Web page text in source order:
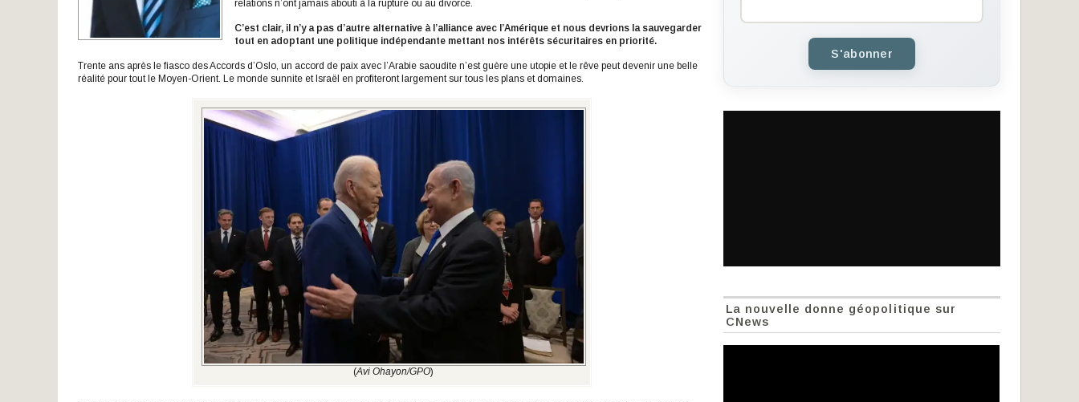
relations n’ont jamais abouti à la rupture ou au divorce.
C’est clair, il n’y a pas d’autre alternative à l’alliance avec l’Amérique et nous devrions la sauvegarder
tout en adoptant une politique indépendante mettant nos intérêts sécuritaires en priorité.
Trente ans après le fiasco des Accords d’Oslo, un accord de paix avec l’Arabie saoudite n’est guère une utopie et le rêve peut devenir une belle
réalité pour tout le Moyen-Orient. Le monde sunnite et Israël en profiteront largement sur tous les plans et domaines.
(Avi Ohayon/GPO)
S'abonner
La nouvelle donne géopolitique sur
CNews